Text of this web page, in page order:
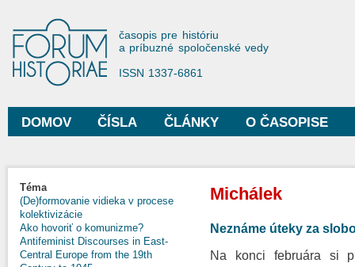
Forum Historiae
časopis pre históriu
a príbuzné spoločenské vedy
ISSN 1337-6861
Hlavné menu
DOMOV ČÍSLA ČLÁNKY O ČASOPISE
Nachádzate sa tu
Téma
(De)formovanie vidieka v procese
kolektivizácie
Ako hovoriť o komunizme?
Antifeminist Discourses in East-
Central Europe from the 19th
Michálek
Neznáme úteky za
Na konci februára si